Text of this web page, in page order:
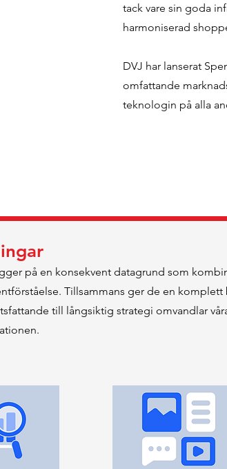
tack vare sin goda
harmoniserad
DVJ har lanserat
omfattande
teknologin på alla
på en konsekvent datagrund som
Tillsammans ger de en
till långsiktig strategi omvandlar